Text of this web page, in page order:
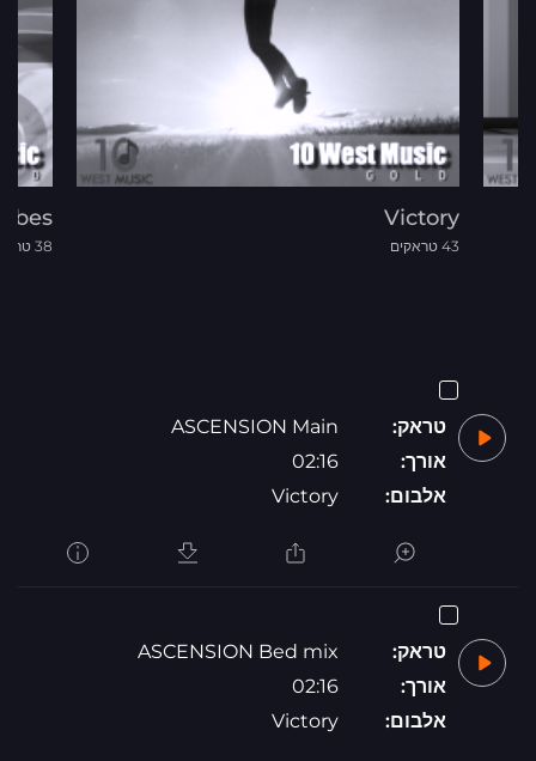
Victory
43 טראקים 38 טראקים
טראק:
ASCENSION Main
אורך:
02:16
אלבום:
Victory
טראק:
ASCENSION Bed mix
אורך:
02:16
אלבום:
Victory